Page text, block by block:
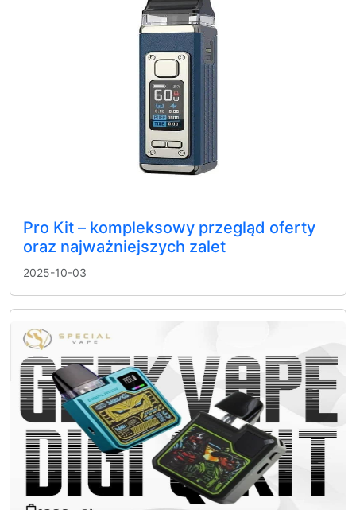
Pro Kit – kompleksowy przegląd oferty
oraz najważniejszych zalet
2025-10-03